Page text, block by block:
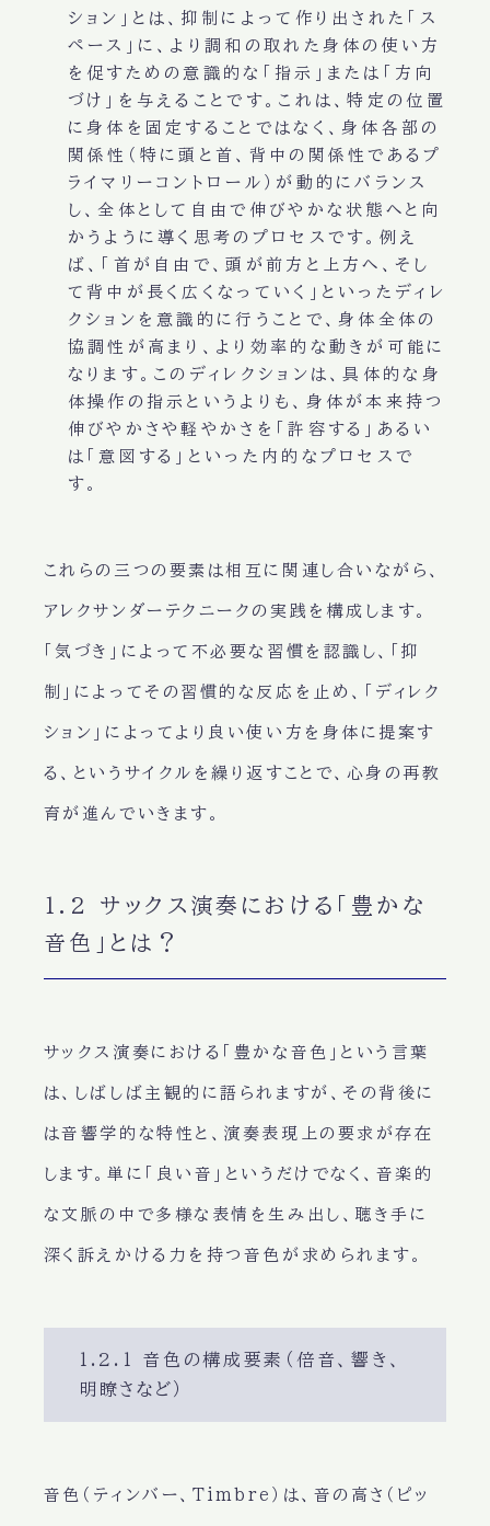
ション」とは、抑制によって作り出された「ス
ペース」に、より調和の取れた身体の使い方
を促すための意識的な「指示」または「方向
づけ」を与えることです。これは、特定の位置
に身体を固定することではなく、身体各部の
関係性（特に頭と首、背中の関係性であるプ
ライマリーコントロール）が動的にバランス
し、全体として自由で伸びやかな状態へと向
かうように導く思考のプロセスです。例え
ば、「首が自由で、頭が前方と上方へ、そし
て背中が長く広くなっていく」といったディレ
クションを意識的に行うことで、身体全体の
協調性が高まり、より効率的な動きが可能に
なります。このディレクションは、具体的な身
体操作の指示というよりも、身体が本来持つ
伸びやかさや軽やかさを「許容する」あるい
は「意図する」といった内的なプロセスで
す。
これらの三つの要素は相互に関連し合いながら、
アレクサンダーテクニークの実践を構成します。
「気づき」によって不必要な習慣を認識し、「抑
制」によってその習慣的な反応を止め、「ディレク
ション」によってより良い使い方を身体に提案す
る、というサイクルを繰り返すことで、心身の再教
育が進んでいきます。
1.2 サックス演奏における「豊かな
音色」とは？
サックス演奏における「豊かな音色」という言葉
は、しばしば主観的に語られますが、その背後に
は音響学的な特性と、演奏表現上の要求が存在
します。単に「良い音」というだけでなく、音楽的
な文脈の中で多様な表情を生み出し、聴き手に
深く訴えかける力を持つ音色が求められます。
1.2.1 音色の構成要素（倍音、響き、
明瞭さなど）
音色（ティンバー、Timbre）は、音の高さ（ピッ